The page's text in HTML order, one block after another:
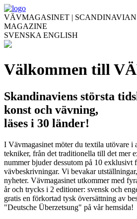
VÄVMAGASINET |
MAGAZINE
SVENSKA ENGLISH
Välkommen till
Skandinaviens största
konst och vävning,
läses i 30 länder!
I Vävmagasinet möter du textila utövare i
tekniker, från det traditionella till det mer
nummer bjuder dessutom på 10 exklusivt
vävbeskrivningar. Vi bevakar
nyheter. Vävmagasinet utkommer med
år och trycks i 2 editioner: svensk och
gratis en förkortad tysk översättning av
"Deutsche Überzetsung" på vår hemsida!